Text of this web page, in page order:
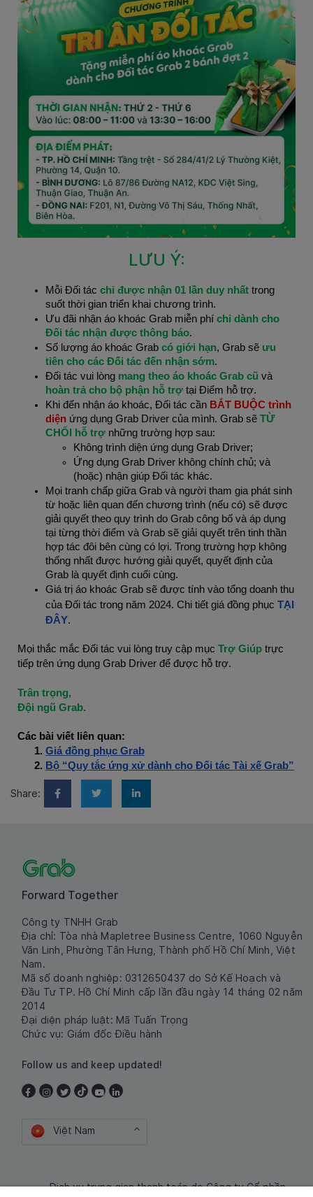
LƯU Ý:
Mỗi Đối tác chỉ được nhận 01 lần duy nhất trong
suốt thời gian triển khai chương trình.
Ưu đãi nhận áo khoác Grab miễn phí chỉ dành cho
Đối tác nhận được thông báo.
Số lượng áo khoác Grab có giới hạn, Grab sẽ ưu
tiên cho các Đối tác đến nhận sớm.
Đối tác vui lòng mang theo áo khoác Grab cũ và
hoàn trả cho bộ phận hỗ trợ tại Điểm hỗ trợ.
Khi đến nhận áo khoác, Đối tác cần BẮT BUỘC trình
diện ứng dụng Grab Driver của mình. Grab sẽ TỪ
CHỐI hỗ trợ những trường hợp sau:
Không trình diện ứng dụng Grab Driver;
Ứng dụng Grab Driver không chính chủ; và
(hoặc) nhận giúp Đối tác khác.
Mọi tranh chấp giữa Grab và người tham gia phát sinh
từ hoặc liên quan đến chương trình (nếu có) sẽ được
giải quyết theo quy trình do Grab công bố và áp dụng
tại từng thời điểm và Grab sẽ giải quyết trên tinh thần
hợp tác đôi bên cùng có lợi. Trong trường hợp không
thống nhất được hướng giải quyết, quyết định của
Grab là quyết định cuối cùng.
Giá trị áo khoác Grab sẽ được tính vào tổng doanh thu
của Đối tác trong năm 2024. Chi tiết giá đồng phục TẠI
ĐÂY.
Mọi thắc mắc Đối tác vui lòng truy cập mục Trợ Giúp trực
tiếp trên ứng dụng Grab Driver để được hỗ trợ.
Trân trọng,
Đội ngũ Grab.
Các bài viết liên quan:
Giá đồng phục Grab
Bộ “Quy tắc ứng xử dành cho Đối tác Tài xế Grab”
Share:
Forward Together
Công ty TNHH Grab
Địa chỉ: Tòa nhà Mapletree Business Centre, 1060 Nguyễn
Văn Linh, Phường Tân Hưng, Thành phố Hồ Chí Minh, Việt
Nam.
Mã số doanh nghiệp: 0312650437 do Sở Kế Hoạch và
Đầu Tư TP. Hồ Chí Minh cấp lần đầu ngày 14 tháng 02 năm
2014
Đại diện pháp luật: Mã Tuấn Trọng
Chức vụ: Giám đốc Điều hành
Follow us and keep updated!
Việt Nam
Dịch vụ trung gian thanh toán do Công ty Cổ phần